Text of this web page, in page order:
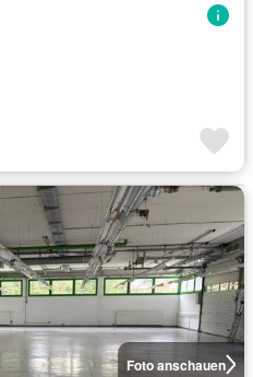
Foto anschauen